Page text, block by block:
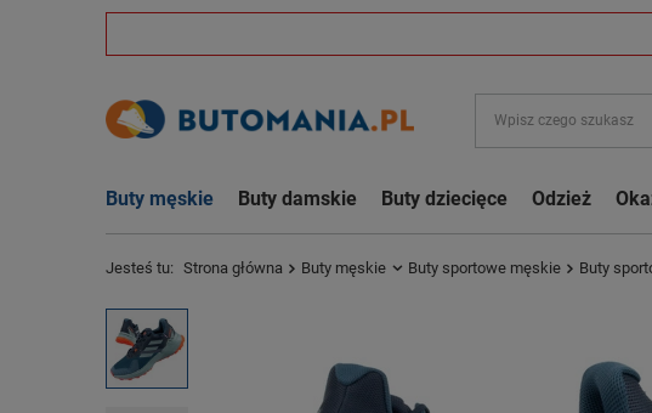
Buty męskie Buty damskie Buty dziecięce Odzież
Jesteś tu: Strona główna Buty męskie Buty sportowe męskie Buty